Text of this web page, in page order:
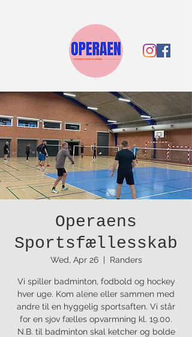
Operaens
Sportsfællesskab
Wed, Apr 26
  |
Randers
Vi spiller badminton, fodbold og hockey
hver uge. Kom alene eller sammen med
andre til en hyggelig sportsaften. Vi står
for en sjov fælles opvarmning kl. 19.00.
N.B. til badminton skal ketcher og bolde